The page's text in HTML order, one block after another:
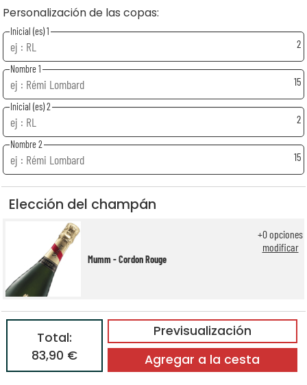
Personalización de las copas:
Inicial (es) 1
2
Nombre 1
15
Inicial (es) 2
2
Nombre 2
15
Elección del champán
Mumm - Cordon Rouge
+0opciones
modificar
Previsualización
Total:
83,90 €
Agregar a la cesta